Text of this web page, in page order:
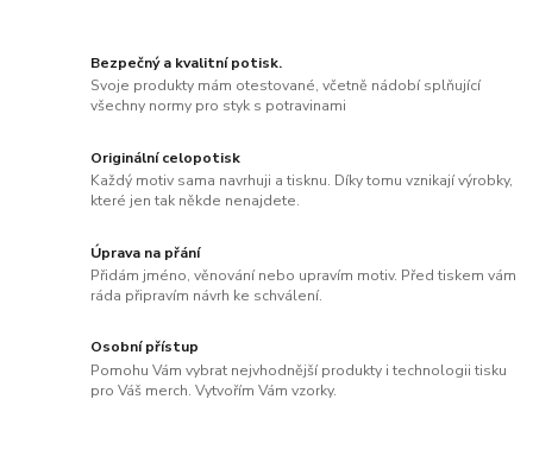
Bezpečný a kvalitní potisk.
Svoje produkty mám otestované, včetně nádobí splňující
všechny normy pro styk s potravinami
Originální celopotisk
Každý motiv sama navrhuji a tisknu. Díky tomu vznikají výrobky,
které jen tak někde nenajdete.
Úprava na přání
Přidám jméno, věnování nebo upravím motiv. Před tiskem vám
ráda připravím návrh ke schválení.
Osobní přístup
Pomohu Vám vybrat nejvhodnější produkty i technologii tisku
pro Váš merch. Vytvořím Vám vzorky.